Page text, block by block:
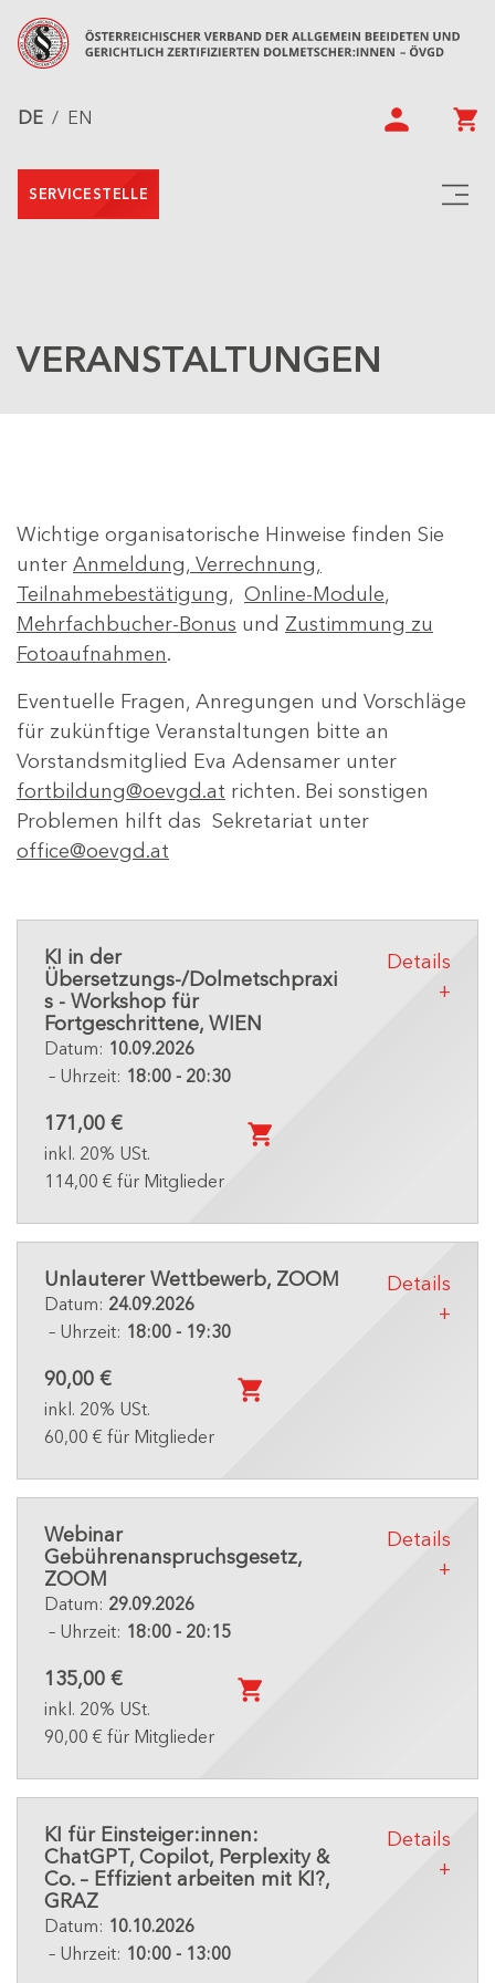
DE / EN
SERVICESTELLE
VERANSTALTUNGEN
Wichtige organisatorische Hinweise finden Sie
unter Anmeldung, Verrechnung,
Teilnahmebestätigung, Online-Module,
Mehrfachbucher-Bonus und Zustimmung zu
Fotoaufnahmen.
Eventuelle Fragen, Anregungen und Vorschläge
für zukünftige Veranstaltungen bitte an
Vorstandsmitglied Eva Adensamer unter
fortbildung@oevgd.at richten. Bei sonstigen
Problemen hilft das Sekretariat unter
office@oevgd.at
KI in der
Übersetzungs-/Dolmetschpraxi
s - Workshop für
Fortgeschrittene, WIEN
Datum: 10.09.2026
– Uhrzeit: 18:00 - 20:30
Details
171,00 €
inkl. 20% USt.
114,00 € für Mitglieder
Unlauterer Wettbewerb, ZOOM
Datum: 24.09.2026
– Uhrzeit: 18:00 - 19:30
Details
90,00 €
inkl. 20% USt.
60,00 € für Mitglieder
Webinar
Gebührenanspruchsgesetz,
ZOOM
Datum: 29.09.2026
– Uhrzeit: 18:00 - 20:15
Details
135,00 €
inkl. 20% USt.
90,00 € für Mitglieder
KI für Einsteiger:innen:
ChatGPT, Copilot, Perplexity &
Co. – Effizient arbeiten mit KI?,
GRAZ
Datum: 10.10.2026
– Uhrzeit: 10:00 - 13:00
Details